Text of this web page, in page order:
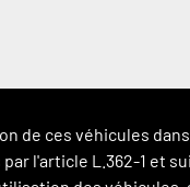
de ces véhicules
l'article L.362-1 et